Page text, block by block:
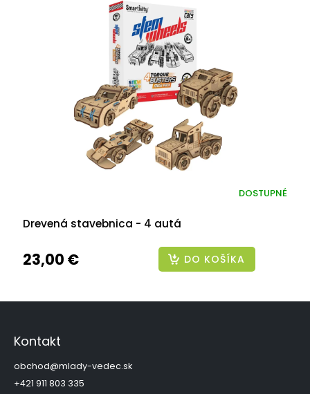
Drevená stavebnica - 4 autá
DOSTUPNÉ
23,00 € DO KOŠÍKA
Kontakt
obchod@mlady-vedec.sk
+421 911 803 335